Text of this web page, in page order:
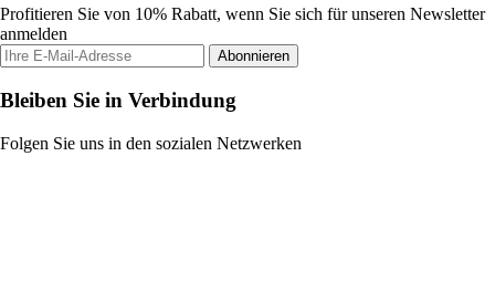
Profitieren Sie von 10% Rabatt, wenn Sie sich für unseren Newsletter
anmelden
Abonnieren
Bleiben Sie in Verbindung
Folgen Sie uns in den sozialen Netzwerken